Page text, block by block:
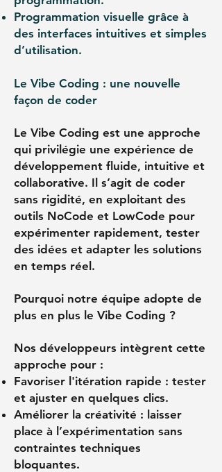
Programmation visuelle grâce à
des interfaces intuitives et simples
d’utilisation.
Le Vibe Coding : une nouvelle
façon de coder
Le Vibe Coding est une approche
qui privilégie une expérience de
développement fluide, intuitive et
collaborative. Il s’agit de coder
sans rigidité, en exploitant des
outils NoCode et LowCode pour
expérimenter rapidement, tester
des idées et adapter les solutions
en temps réel.
Pourquoi notre équipe adopte de
plus en plus le Vibe Coding ?
Nos développeurs intègrent cette
approche pour :
Favoriser l'itération rapide : tester
et ajuster en quelques clics.
Améliorer la créativité : laisser
place à l’expérimentation sans
contraintes techniques
bloquantes.